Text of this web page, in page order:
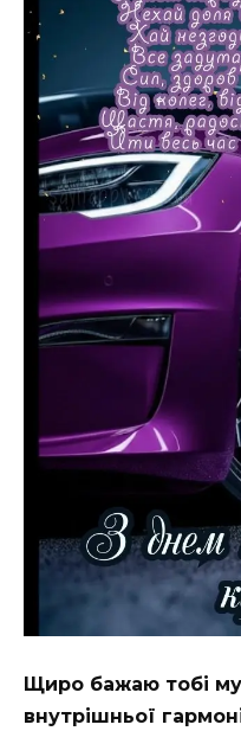
Щиро бажаю тобі
внутрішньої